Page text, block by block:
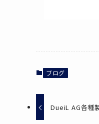
ブログ
DueiL AG各種